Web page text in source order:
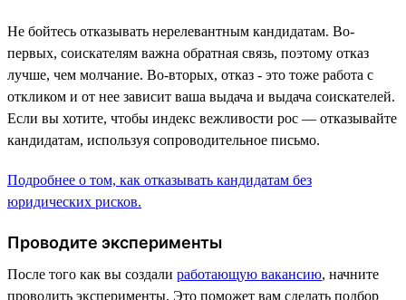
Не бойтесь отказывать нерелевантным кандидатам. Во-
первых, соискателям важна обратная связь, поэтому отказ
лучше, чем молчание. Во-вторых, отказ - это тоже работа с
откликом и от нее зависит ваша выдача и выдача соискателей.
Если вы хотите, чтобы индекс вежливости рос — отказывайте
кандидатам, используя сопроводительное письмо.
Подробнее о том, как отказывать кандидатам без
юридических рисков.
Проводите эксперименты
После того как вы создали работающую вакансию, начните
проводить эксперименты. Это поможет вам сделать подбор